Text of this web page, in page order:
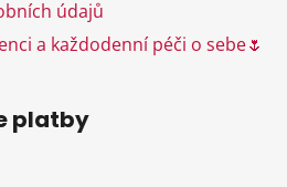
údajů
a každodenní péči o sebe🌷
platby